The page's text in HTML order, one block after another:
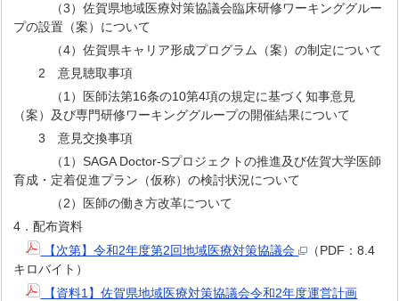
（3）佐賀県地域医療対策協議会臨床研修ワーキンググルー
プの設置（案）について
（4）佐賀県キャリア形成プログラム（案）の制定について
2 意見聴取事項
（1）医師法第16条の10第4項の規定に基づく知事意見
（案）及び専門研修ワーキンググループの開催結果について
3 意見交換事項
（1）SAGA Doctor-Sプロジェクトの推進及び佐賀大学医師
育成・定着促進プラン（仮称）の検討状況について
（2）医師の働き方改革について
4．配布資料
【次第】令和2年度第2回地域医療対策協議会
（PDF：8.4
キロバイト）
【資料1】佐賀県地域医療対策協議会令和2年度運営計画